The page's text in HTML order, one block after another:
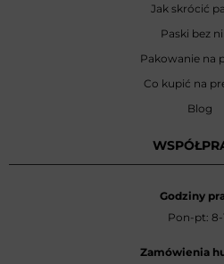
Jak skrócić
Paski bez
Pakowanie na
Co kupić na
Blog
Godziny
Pon-pt: 8-
Zamówienia